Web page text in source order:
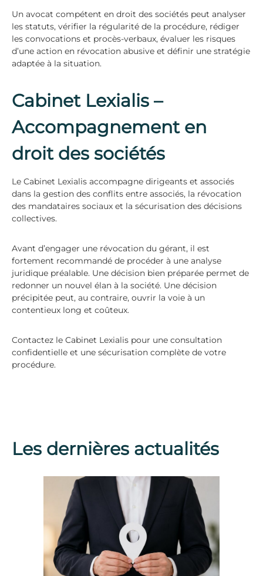
Un avocat compétent en droit des sociétés peut analyser
les statuts, vérifier la régularité de la procédure, rédiger
les convocations et procès-verbaux, évaluer les risques
d’une action en révocation abusive et définir une stratégie
adaptée à la situation.
Cabinet Lexialis –
Accompagnement en
droit des sociétés
Le Cabinet Lexialis accompagne dirigeants et associés
dans la gestion des conflits entre associés, la révocation
des mandataires sociaux et la sécurisation des décisions
collectives.
Avant d’engager une révocation du gérant, il est
fortement recommandé de procéder à une analyse
juridique préalable. Une décision bien préparée permet de
redonner un nouvel élan à la société. Une décision
précipitée peut, au contraire, ouvrir la voie à un
contentieux long et coûteux.
Contactez le Cabinet Lexialis pour une consultation
confidentielle et une sécurisation complète de votre
procédure.
Les dernières actualités